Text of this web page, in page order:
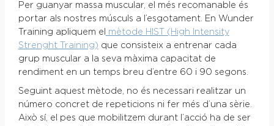
Per guanyar massa muscular, el més recomanable és
portar als nostres músculs a l’esgotament. En Wunder
Training apliquem el
mètode HIST (High Intensity
Strenght Training) que consisteix a entrenar cada
grup muscular a la seva màxima capacitat de
rendiment en un temps breu d’entre 60 i 90 segons.
Seguint aquest mètode, no és necessari realitzar un
número concret de repeticions ni fer més d’una sèrie.
Això sí, el pes que mobilitzem durant l’acció ha de ser